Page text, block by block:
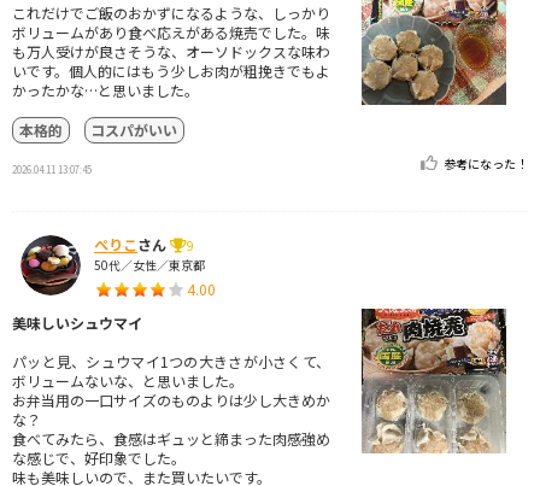
これだけでご飯のおかずになるような、しっかり
ボリュームがあり食べ応えがある焼売でした。味
も万人受けが良さそうな、オーソドックスな味わ
いです。個人的にはもう少しお肉が粗挽きでもよ
かったかな…と思いました。
本格的
コスパがいい
2026.04.11 13:07:45 参考になった！
ぺりこさん
9
50代／女性／東京都
4.00
美味しいシュウマイ
パッと見、シュウマイ1つの大きさが小さくて、
ボリュームないな、と思いました。
お弁当用の一口サイズのものよりは少し大きめか
な？
食べてみたら、食感はギュッと締まった肉感強め
な感じで、好印象でした。
味も美味しいので、また買いたいです。